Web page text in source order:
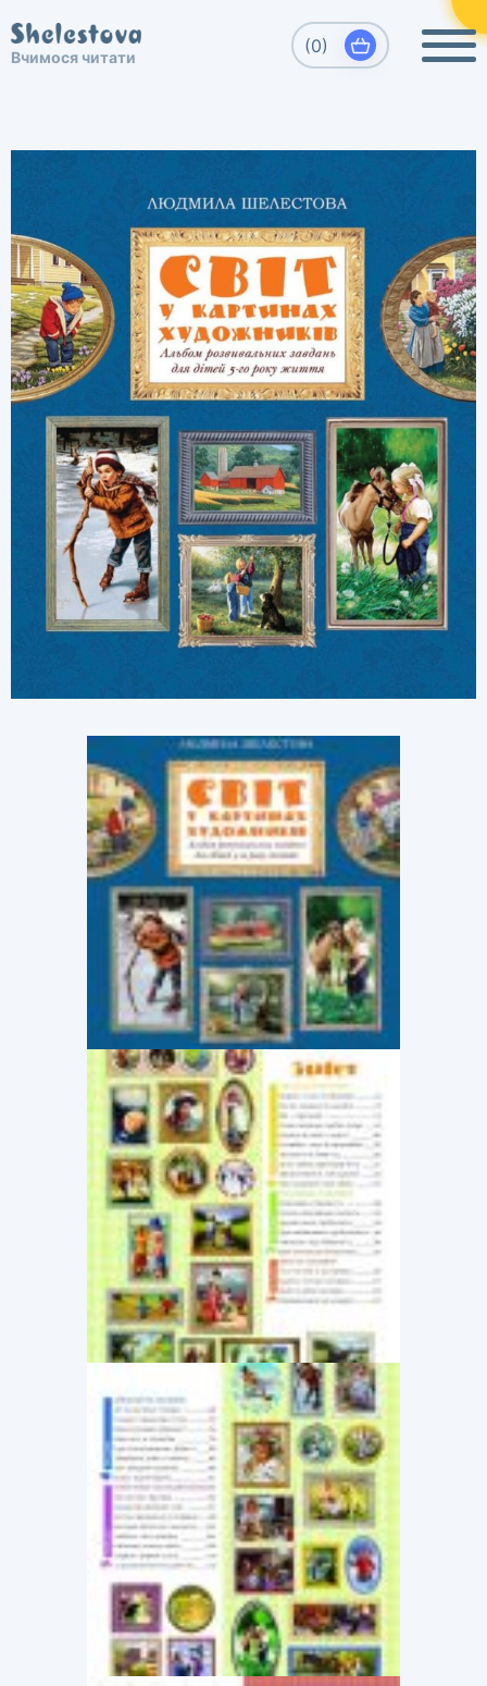
Вчимося читати
(0)
Виберіть, який напрямок Вас
цікавить
×
дошкольников.
Розвиток дитини. Шелестова
Людмила
Комплект "Світ у картинах художників" -
унікальний посібник для розвитку творчих
здібностей дітвори віком від 4 до-7 років.